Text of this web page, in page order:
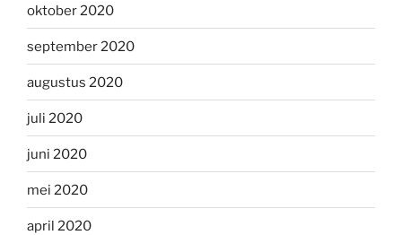
oktober 2020
september 2020
augustus 2020
juli 2020
juni 2020
mei 2020
april 2020